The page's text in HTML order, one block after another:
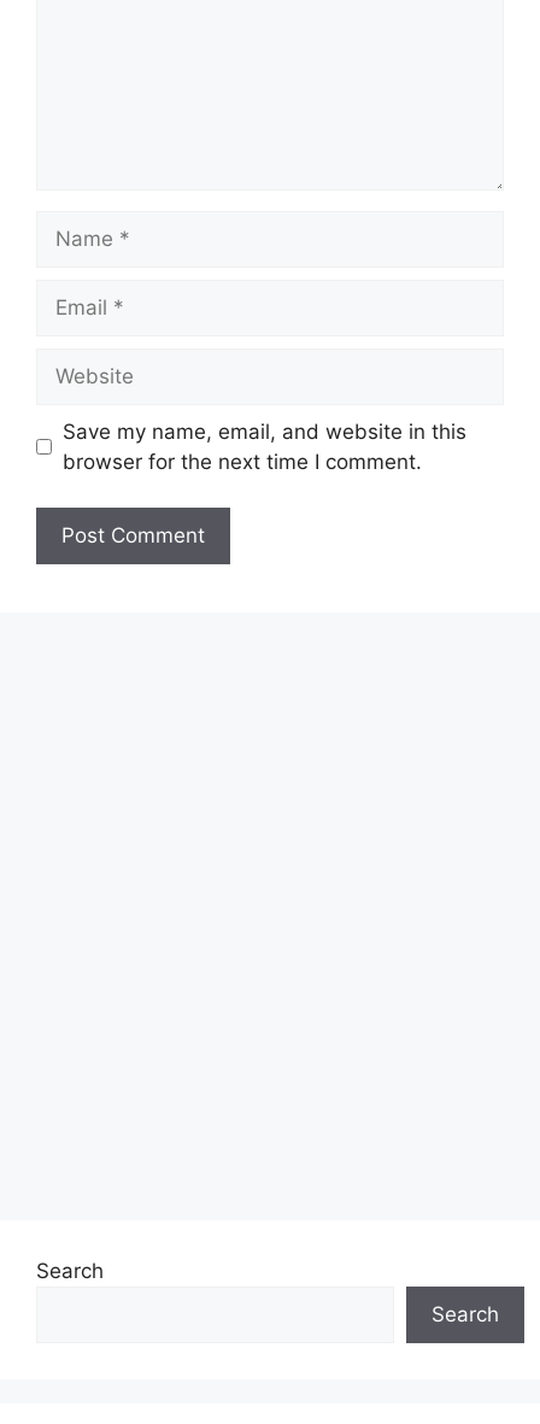
Save my name, email, and website in this
browser for the next time I comment.
Search
Search